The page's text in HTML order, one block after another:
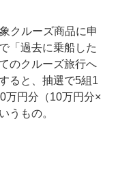
クルーズ商品に申
で「過去に乗船した
のクルーズ旅行へ
ると、抽選で5組1
万円分（10万円分×
うもの。